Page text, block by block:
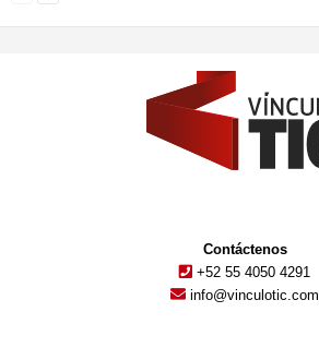
Contáctenos
+52 55 4050 4291
info@vinculotic.com